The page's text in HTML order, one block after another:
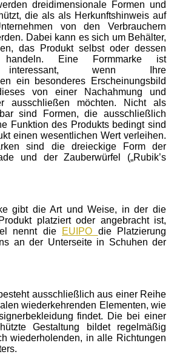
dreidimensionale Formen und
die als als Herkunftshinweis auf
von den Verbrauchern
Dabei kann es sich um Behälter,
das Produkt selbst oder dessen
handeln. Eine Formmarke ist
interessant, wenn Ihre
ein besonderes Erscheinungsbild
von einer Nachahmung und
ausschließen möchten. Nicht als
sind Formen, die ausschließlich
Funktion des Produkts bedingt sind
einen wesentlichen Wert verleihen.
sind die dreieckige Form der
und der Zauberwürfel („Rubik’s
gibt die Art und Weise, in der die
platziert oder angebracht ist,
nennt die
EUIPO die Platzierung
an der Unterseite in Schuhen der
ausschließlich aus einer Reihe
wiederkehrenden Elementen, wie
findet. Die bei einer
Gestaltung bildet regelmäßig
wiederholenden, in alle Richtungen